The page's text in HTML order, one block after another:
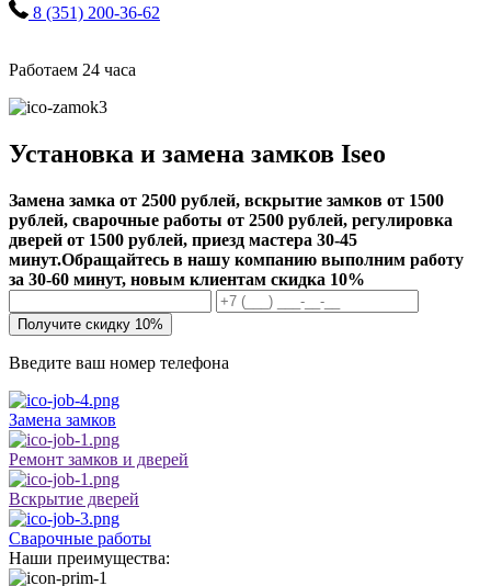
8 (351) 200-36-62
Работаем 24 часа
Установка и замена замков Iseo
Замена замка от 2500 рублей, вскрытие замков от 1500
рублей, сварочные работы от 2500 рублей, регулировка
дверей от 1500 рублей, приезд мастера 30-45
минут.Обращайтесь в нашу компанию выполним работу
за 30-60 минут, новым клиентам скидка 10%
Получите скидку 10%
Введите ваш номер телефона
Замена замков
Ремонт замков и дверей
Вскрытие дверей
Сварочные работы
Наши преимущества: